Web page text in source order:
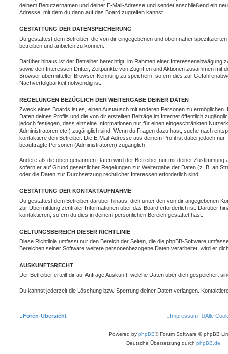
deinem Benutzernamen und deiner E-Mail-Adresse und sendet anschließend ein
Adresse, mit dem du dann auf das Board zugreifen kannst.
GESTATTUNG DER DATENSPEICHERUNG
Du gestattest dem Betreiber, die von dir eingegebenen und oben näher
betreiben und anbieten zu können.
Darüber hinaus ist der Betreiber berechtigt, im Rahmen einer Interessenabwägung
sowie den Interessen Dritter, Zeitpunkte von Zugriffen und Aktionen zusammen mit
Browser übermittelter Browser-Kennung zu speichern, sofern dies zur
Nachverfolgbarkeit notwendig ist.
REGELUNGEN BEZÜGLICH DER WEITERGABE DEINER DATEN
Zweck eines Boards ist es, einen Austausch mit anderen Personen zu
Daten deines Profils und die von dir erstellten Beiträge im Internet öffentlich
jedoch festlegen, dass einzelne Informationen nur für einen eingeschränkten
Administratoren etc.) zugänglich sind. Wenn du Fragen dazu hast, suche nach
kontaktiere den Betreiber. Die E-Mail-Adresse aus deinem Profil ist dabei jedoch nur
beauftragte Personen (Administratoren) zugänglich.
Andere als die oben genannten Daten wird der Betreiber nur mit deiner Zustimmung
sofern er auf Grund gesetzlicher Regelungen zur Weitergabe der Daten (z. B. an
oder die Daten zur Durchsetzung rechtlicher Interessen erforderlich sind.
GESTATTUNG DER KONTAKTAUFNAHME
Du gestattest dem Betreiber darüber hinaus, dich unter den von dir angegebenen
zur Übermittlung zentraler Informationen über das Board erforderlich ist. Darüber
kontaktieren, sofern du dies in deinem persönlichen Bereich gestattet hast.
GELTUNGSBEREICH DIESER RICHTLINIE
Diese Richtlinie umfasst nur den Bereich der Seiten, die die phpBB-Software
Bereichen seiner Software weitere personenbezogene Daten verarbeitet, wird er
AUSKUNFTSRECHT
Der Betreiber erteilt dir auf Anfrage Auskunft, welche Daten über dich gespeichert
Du kannst jederzeit die Löschung bzw. Sperrung deiner Daten verlangen.
Foren-Übersicht Alle
Impressum
Powered by phpBB® Forum Software © phpBB
Deutsche Übersetzung durch phpBB.de